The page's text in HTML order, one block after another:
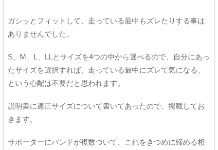
ガシッとフィットして、走っている最中もズレたりする事は
ありませんでした。
S、M、L、LLとサイズを4つの中から選べるので、自分にあっ
たサイズを選択すれば、走っている最中にズレて気になる、
という心配は不要だと思われます。
説明書に適正サイズについて書いてあったので、掲載してお
きます。
サポーターにバンドが複数ついて、これをきつめに締める相